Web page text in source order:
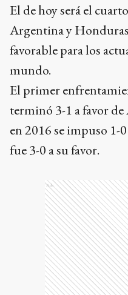
El de hoy será el
Argentina y
favorable para los
mundo.
El primer
terminó 3-1 a favor
en 2016 se impuso 1-
fue 3-0 a su favor.
Ads